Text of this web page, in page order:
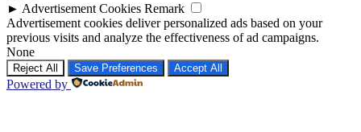
► Advertisement Cookies Remark
Advertisement cookies deliver personalized ads based on your
previous visits and analyze the effectiveness of ad campaigns.
None
Reject All Save Preferences Accept All
Powered by